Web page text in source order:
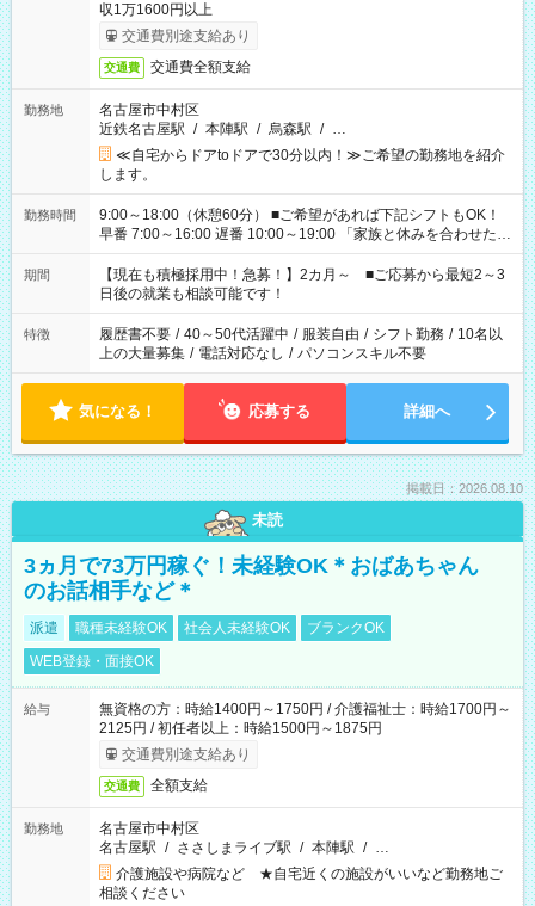
収1万1600円以上
交通費別途支給あり
交通費 交通費全額支給
勤務地
名古屋市中村区
近鉄名古屋駅 / 本陣駅 / 烏森駅 / …
≪自宅からドアtoドアで30分以内！≫ご希望の勤務地を紹介
します。
勤務時間
9:00～18:00（休憩60分） ■ご希望があれば下記シフトもOK！
早番 7:00～16:00 遅番 10:00～19:00 「家族と休みを合わせた
い」 「余裕を持って夕飯の準備がしたい」 「できれば残業はし
たくない」 など、ご希望を教えてくださいね。 ※Wワーク希望
の方へ 今ご覧のお仕事で希望する勤務時間と、もう1つのお仕事
の勤務時間。 合計で週40時間を超える場合は応募できません。
期間
【現在も積極採用中！急募！】2カ月～ ■ご応募から最短2～3
日後の就業も相談可能です！
特徴 履歴書不要 / 40～50代活躍中 / 服装自由 / シフト勤務 / 10名以
上の大量募集 / 電話対応なし / パソコンスキル不要
気になる！ 応募する 詳細へ
掲載日：2026.08.10
未読
3ヵ月で73万円稼ぐ！未経験OK＊おばあちゃん
のお話相手など＊
派遣 職種未経験OK 社会人未経験OK
ブランクOK
WEB登録・面接OK
給与
無資格の方：時給1400円～1750円 / 介護福祉士：時給1700円～
2125円 / 初任者以上：時給1500円～1875円
交通費別途支給あり
交通費 全額支給
勤務地
名古屋市中村区
名古屋駅 / ささしまライブ駅 / 本陣駅 / …
介護施設や病院など ★自宅近くの施設がいいなど勤務地ご
相談ください